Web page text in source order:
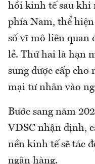
hồi kinh tế sau khi
phía Nam, thể
số vĩ mô liên quan
lẻ. Thứ hai là hạn
sung được cấp cho
mại tư nhân vào
Bước sang năm
VDSC nhận định,
nền kinh tế sẽ tác
ngân hàng.